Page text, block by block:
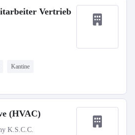
Vertrieb
Kantine
(HVAC)
K.S.C.C.